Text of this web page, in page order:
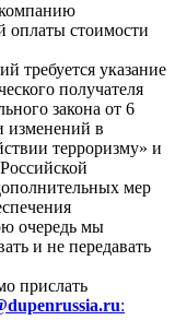
оплаты стоимости
требуется указание
получателя
закона от 6
изменений в
терроризму» и
мер
очередь мы
и не передавать
прислать
: